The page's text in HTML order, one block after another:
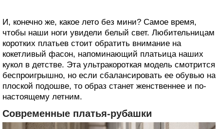
И, конечно же, какое лето без мини? Самое время,
чтобы наши ноги увидели белый свет. Любительницам
коротких платьев стоит обратить внимание на
кокетливый фасон, напоминающий платьица наших
кукол в детстве. Эта ультракороткая модель смотрится
беспроигрышно, но если сбалансировать ее обувью на
плоской подошве, то образ станет женственнее и по-
настоящему летним.
Современные платья-рубашки